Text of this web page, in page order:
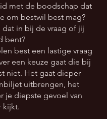
met de boodschap dat
om bestwil best mag?
dat in bij de vraag of jij
bent?
best een lastige vraag
een keuze gaat die bij
niet. Het gaat dieper
uitbrengen, het
je diepste gevoel van
kijkt.